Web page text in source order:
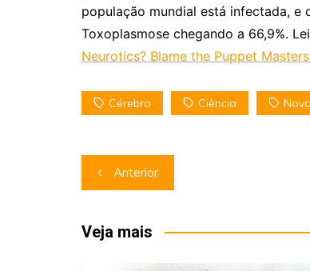
população mundial está infectada,
Toxoplasmose chegando a 66,9%.
Neurotics? Blame the Puppet
Cérebro Ciência
Navegação
de
Post
Anterior
Veja mais